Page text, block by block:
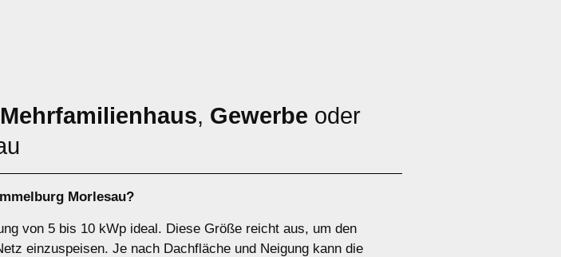
Mehrfamilienhaus, Gewerbe oder
Morlesau?
von 5 bis 10 kWp ideal. Diese Größe reicht aus, um den
einzuspeisen. Je nach Dachfläche und Neigung kann die